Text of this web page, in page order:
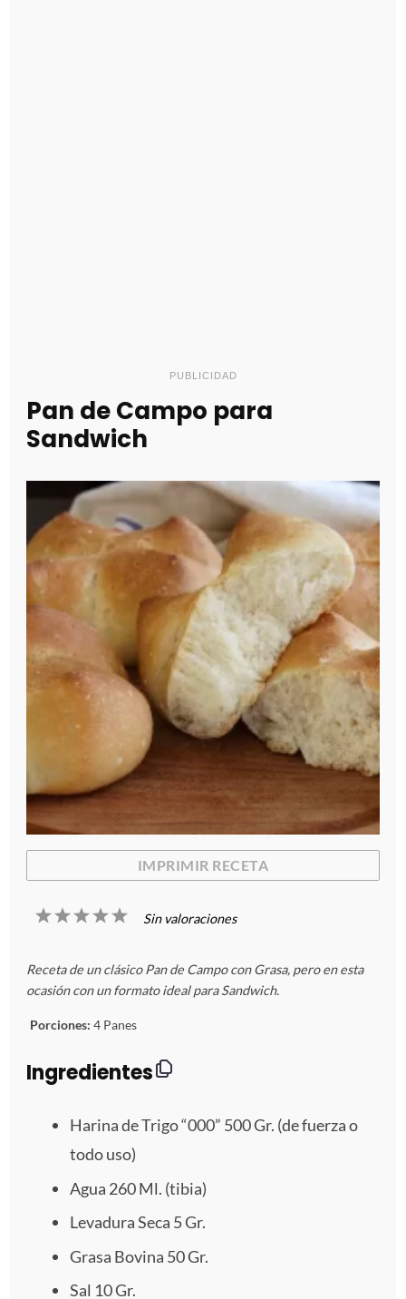
PUBLICIDAD
Pan de Campo para
Sandwich
IMPRIMIR RECETA
5
s
t
r
e
l
l
a
s
4
s
t
r
l
l
a
s
3
s
t
r
e
l
l
a
s
2
s
t
r
e
l
l
a
s
1
s
t
r
l
a
Sin valoraciones
Receta de un clásico Pan de Campo con Grasa, pero en esta
ocasión con un formato ideal para Sandwich.
Porciones: 4 Panes
Ingredientes
Harina de Trigo “000” 500 Gr. (de fuerza o
todo uso)
Agua 260Ml. (tibia)
Levadura Seca 5Gr.
Grasa Bovina 50Gr.
Sal 10Gr.